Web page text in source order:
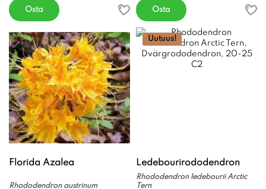
Osta Osta
Florida Azalea
Rhododendron austrinum
Uutuus!
Ledebourirododendron
Rhododendron ledebourii Arctic
Tern